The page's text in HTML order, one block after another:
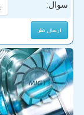
سوال: